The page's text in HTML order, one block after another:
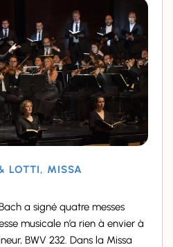
LOTTI, MISSA
a signé quatre messes
musicale n’a rien à envier à
BWV 232. Dans la Missa